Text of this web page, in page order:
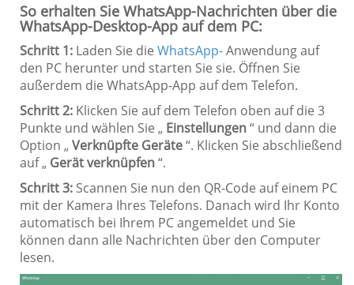
So erhalten Sie WhatsApp-Nachrichten über die
WhatsApp-Desktop-App auf dem PC:
Schritt 1: Laden Sie die WhatsApp-Anwendung auf
den PC herunter und starten Sie sie. Öffnen Sie
außerdem die WhatsApp-App auf dem Telefon.
Schritt 2: Klicken Sie auf dem Telefon oben auf die 3
Punkte und wählen Sie „ Einstellungen“ und dann die
Option „Verknüpfte Geräte“. Klicken Sie abschließend
auf „ Gerät verknüpfen“.
Schritt 3: Scannen Sie nun den QR-Code auf einem PC
mit der Kamera Ihres Telefons. Danach wird Ihr Konto
automatisch bei Ihrem PC angemeldet und Sie
können dann alle Nachrichten über den Computer
lesen.